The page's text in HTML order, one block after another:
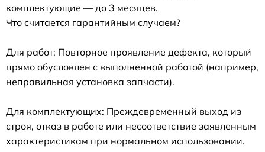
комплектующие — до 3 месяцев.
Что считается гарантийным случаем?
Для работ: Повторное проявление дефекта, который
прямо обусловлен с выполненной работой (например,
неправильная установка запчасти).
Для комплектующих: Преждевременный выход из
строя, отказ в работе или несоответствие заявленным
характеристикам при нормальном использовании.